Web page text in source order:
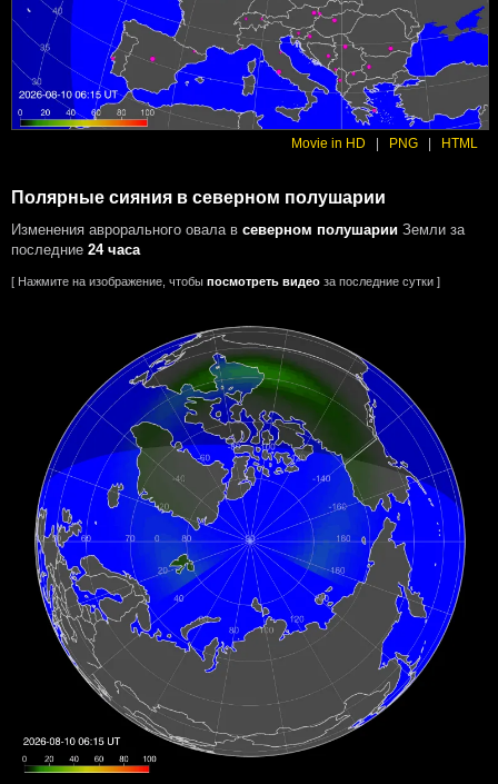
Movie in HD PNG HTML
Полярные сияния в северном полушарии
Изменения аврорального овала в северном полушарии Земли за
последние 24 часа
[ Нажмите на изображение, чтобы посмотреть видео за последние сутки ]